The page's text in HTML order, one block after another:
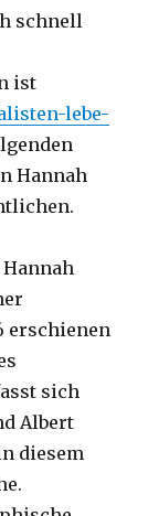
schnell
ist
lebe-
Hannah
erschienen
sich
Albert
diesem